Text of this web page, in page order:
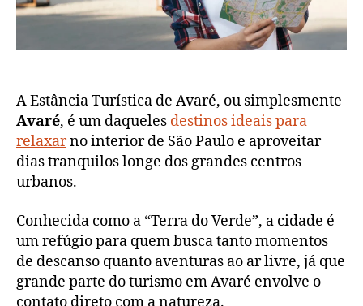
A Estância Turística de Avaré, ou simplesmente
Avaré, é um daqueles destinos ideais para
relaxarno interior de São Paulo e aproveitar
dias tranquilos longe dos grandes centros
urbanos.
Conhecida como a “Terra do Verde”, a cidade é
um refúgio para quem busca tanto momentos
de descanso quanto aventuras ao ar livre, já que
grande parte do turismo em Avaré envolve o
contato direto com a natureza.